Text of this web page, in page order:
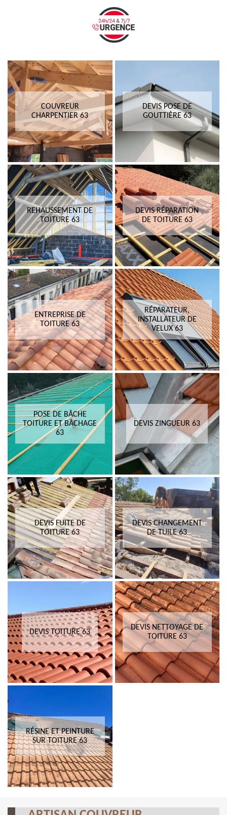
COUVREUR
CHARPENTIER 63
DEVIS POSE DE
GOUTTIÈRE 63
REHAUSSEMENT DE
TOITURE 63
DEVIS RÉPARATION
DE TOITURE 63
ENTREPRISE DE
TOITURE 63
RÉPARATEUR,
INSTALLATEUR DE
VELUX 63
POSE DE BÂCHE
TOITURE ET BÂCHAGE
63
DEVIS ZINGUEUR 63
DEVIS FUITE DE
TOITURE 63
DEVIS CHANGEMENT
DE TUILE 63
DEVIS TOITURE 63
DEVIS NETTOYAGE DE
TOITURE 63
RÉSINE ET PEINTURE
SUR TOITURE 63